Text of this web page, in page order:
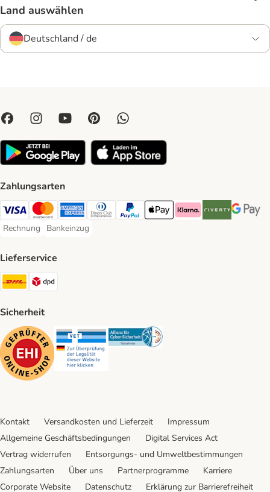
Land auswählen
Deutschland / de
Zahlungsarten
Visa Payment Method
Mastercard Payment Method
American Express Payment Method
Diners Club Payment Method
PayPal Payment Method
Apple Pay Payment Method
Klarna Payment Method
Riverty Payment
Google
Rechnung
Rechnung Payment Method
Bankeinzug
Bankeinzug Payment Method
Lieferservice
DHL Shipping Method
Sicherheit
Security Security Security
Kontakt Versandkosten und Lieferzeit
Impressum
Allgemeine Geschäftsbedingungen
Digital Services Act
Vertrag widerrufen
Entsorgungs- und Umweltbestimmungen
Zahlungsarten
Über uns Partnerprogramme
Karriere
Corporate Website
Datenschutz Erklärung zur Barrierefreiheit